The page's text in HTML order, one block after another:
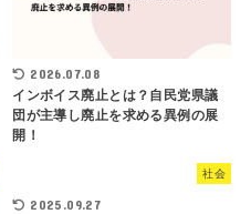
2026.07.08
インボイス廃止とは？自民党県議
団が主導し廃止を求める異例の展
開！
社会
2025.09.27